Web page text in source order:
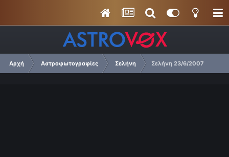
Αρχή Αστροφωτογραφίες Σελήνη Σελήνη 23/6/2007